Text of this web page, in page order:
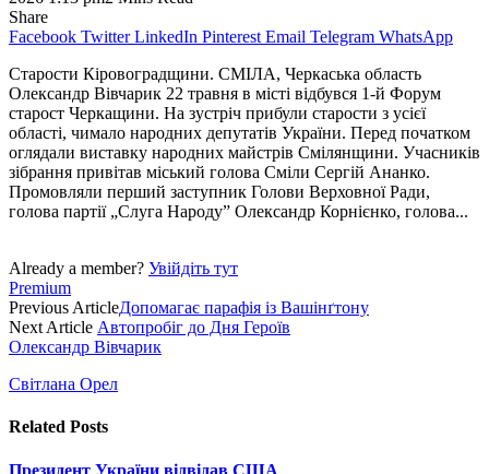
Share
Facebook Twitter LinkedIn Pinterest Email Telegram WhatsApp
Старости Кіровоградщини. СМІЛА, Черкаська область
Олександр Вівчарик 22 травня в місті відбувся 1-й Форум
старост Черкащини. На зустріч прибули старости з усієї
області, чимало народних депутатів України. Перед початком
оглядали виставку народних майстрів Смілянщини. Учасників
зібрання привітав міський голова Сміли Сергій Ананко.
Промовляли перший заступник Голови Верховної Ради,
голова партії „Слуга Народу” Олександр Корнієнко, голова...
Already a member? Увійдіть тут
Premium
Previous ArticleДопомагає парафія із Вашінґтону
Next Article Автопробіг до Дня Героїв
Олександр Вівчарик
Світлана Орел
Related Posts
Президент України відвідав США